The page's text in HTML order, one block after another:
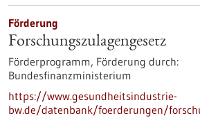
Förderung
Forschungszulagengesetz
Förderprogramm, Förderung durch:
Bundesfinanzministerium
https://www.gesundheitsindustrie-
bw.de/datenbank/foerderungen/